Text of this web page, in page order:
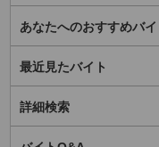
あなたへのおすすめバイ
最近見たバイト
詳細検索